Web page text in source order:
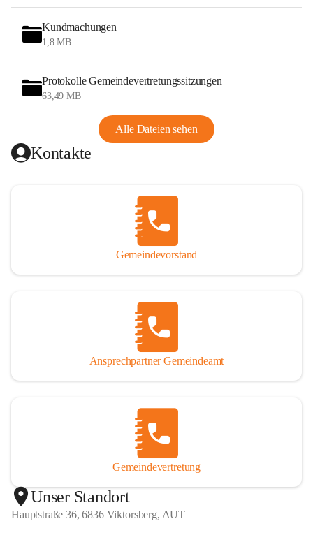
Kundmachungen
1,8 MB
Protokolle Gemeindevertretungssitzungen
63,49 MB
Alle Dateien sehen
Kontakte
Gemeindevorstand
Ansprechpartner Gemeindeamt
Gemeindevertretung
Unser Standort
Hauptstraße 36, 6836 Viktorsberg, AUT